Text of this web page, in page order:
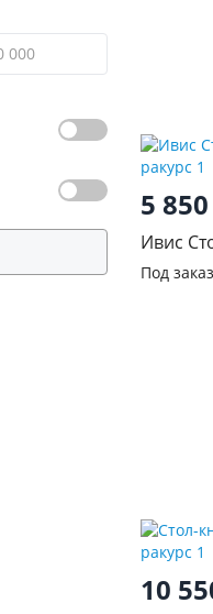
5 850
Ивис
Под заказ
10